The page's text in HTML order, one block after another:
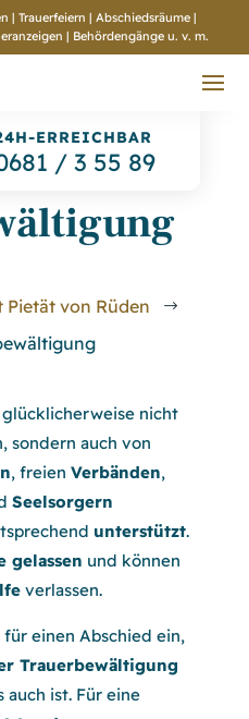
| Trauerfeiern | Abschiedsräume |
| Behördengänge u. v. m.
ERREICHBAR
/ 3 55 89
von Rüden $
nicht
sondern auch von
, freien Verbänden,
Seelsorgern
unterstützt.
gelassen und können
verlassen.
einen Abschied ein,
Trauerbewältigung
auch ist. Für eine